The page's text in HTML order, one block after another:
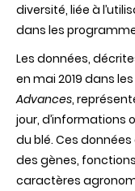
diversité, liée à
dans les
Les données,
en mai 2019 dans
Advances,
jour, d’informations
du blé. Ces
des gènes,
caractères